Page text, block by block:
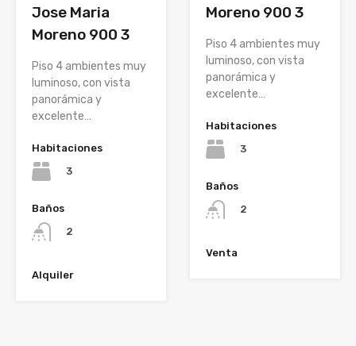
Jose Maria
Moreno 900 3
Piso 4 ambientes muy
luminoso, con vista
panorámica y
excelente…
Habitaciones
3
Baños
2
Alquiler
Moreno 900 3
Piso 4 ambientes muy
luminoso, con vista
panorámica y
excelente…
Habitaciones
3
Baños
2
Venta